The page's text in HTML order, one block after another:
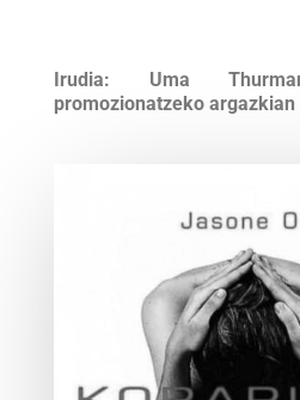
Irudia: Uma
promozionatzeko argazkian